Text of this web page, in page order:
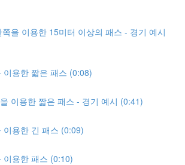
을 이용한 15미터 이상의 패스 - 경기 예시
이용한 짧은 패스 (0:08)
이용한 짧은 패스 - 경기 예시 (0:41)
이용한 긴 패스 (0:09)
이용한 패스 (0:10)